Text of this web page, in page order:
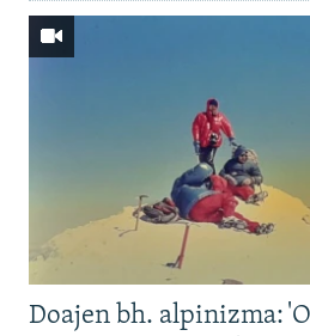
Doajen bh. alpinizma: